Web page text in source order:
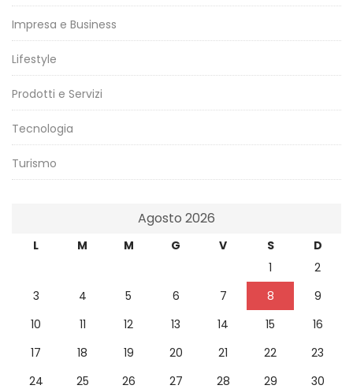
Impresa e Business
Lifestyle
Prodotti e Servizi
Tecnologia
Turismo
Agosto 2026
L M M G V S
D
1
2
3
4 5 6 7 8
9
10
11 12 13 14 15
16
17
18 19 20 21 22
23
24
25 26 27 28 29 30